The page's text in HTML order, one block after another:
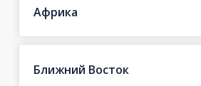
Африка
Ближний Восток